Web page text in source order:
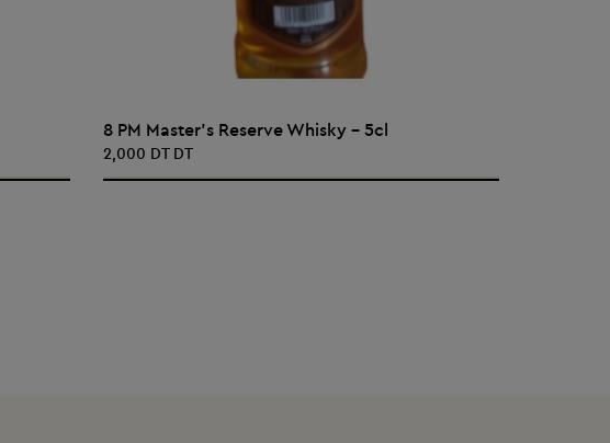
AJOUTER AU PANIER
8 PM Master's Reserve Whisky - 5cl
2,000 DT DT